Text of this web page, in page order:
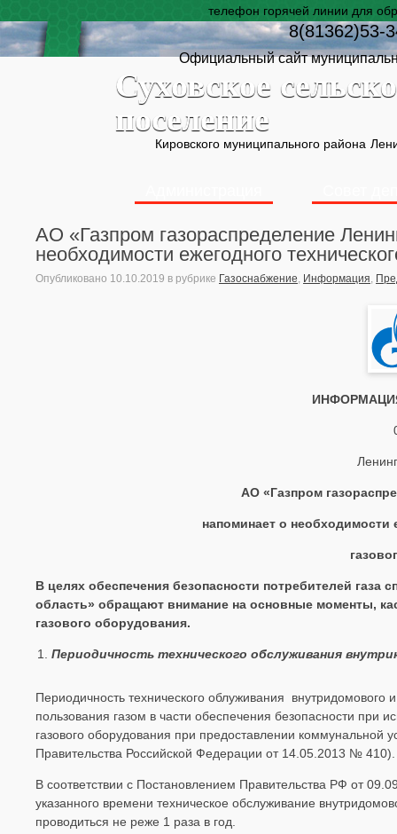
телефон горячей линии для
8(81362)53-
Официальный сайт
Суховское
поселение
Кировского муниципального района
АО «Газпром газораспределение
необходимости ежегодного
Опубликовано 10.10.2019 в рубрике Газоснабжение, Информация,
АО «Газпром
напоминает о необходимости
В целях обеспечения безопасности потребителей газа
область» обращают внимание на основные моменты,
газового оборудования.
Периодичность технического обслуживания
Периодичность технического облуживания внутридомового
пользования газом в части обеспечения безопасности при
газового оборудования при предоставлении
Правительства Российской Федерации от 14.05.2013 № 410).
В соответствии с Постановлением Правительства РФ от
указанного времени техническое обслуживание
проводиться не реже 1 раза в год.